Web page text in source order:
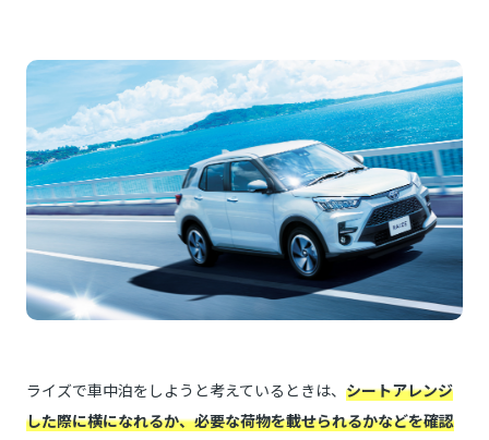
ライズで車中泊をしようと考えているときは、 シートアレンジ
した際に横になれるか、必要な荷物を載せられるかなどを確認